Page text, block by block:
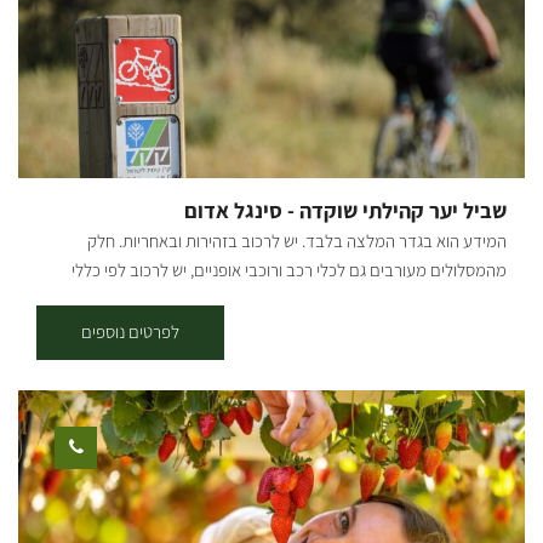
99 בקבוצה של 5 איש ומעלה, מחיר כניסה –20 ₪ למבקר, החל מגיל 6.
שביל יער קהילתי שוקדה - סינגל אדום
המידע הוא בגדר המלצה בלבד. יש לרכוב בזהירות ובאחריות. חלק
מהמסלולים מעורבים גם לכלי רכב ורוכבי אופניים, יש לרכוב לפי כללי
המסלול בק"מ: אורכו 12.5 ק"מ. נקודת התחלה וסיום: בארי (מעגלי, הסינגל
חד-כיווני עם כיוון השעון). תקציר על אזור הטיול: המסלול עובר בפינות
הרחוקות והפורחות ביער שוקדה, הסינגל משולט בשטח באמצעות עמודי
עץ שעליהם לוח קטן בצבע אדום עם רוכב אופניים במרכזו. תקציר
המסלול: יציאה מבארי, נרכב בדרך העפר המקבילה לכביש הכניסה לבארי
לכיוון כביש 232, נחצה וניכנס לדרך מצד ימין, לאחר 200 מ' בפיצול נמשיך
ימינה, אל הסינגל המסומן אדום. סינגל בלווה בעליות, ירידות ומגלשות
טבעיות. בדרך נעבור ונראה את באר עמוקה ובאר אנטיליה. בהמשך
לפרטים נוספים